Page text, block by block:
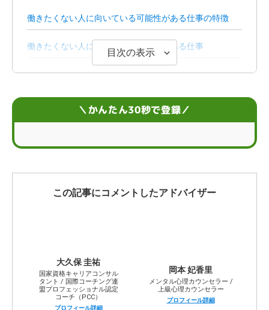
働きたくない人に向いている可能性がある仕事の特徴
働きたくない人に向いている可能性がある仕事
「働きたくない」と思っている人がもつ強み
働きたくない人が就職・転職を成功させるコツ
目次の表示
＼かんたん30秒で登録／
この記事にコメントしたアドバイザー
大久保 圭祐
国家資格キャリアコンサル
タント / 国際コーチング連
盟プロフェッショナル認定
コーチ（PCC）
プロフィール詳細
岡本 妃香里
メンタル心理カウンセラー /
上級心理カウンセラー
プロフィール詳細